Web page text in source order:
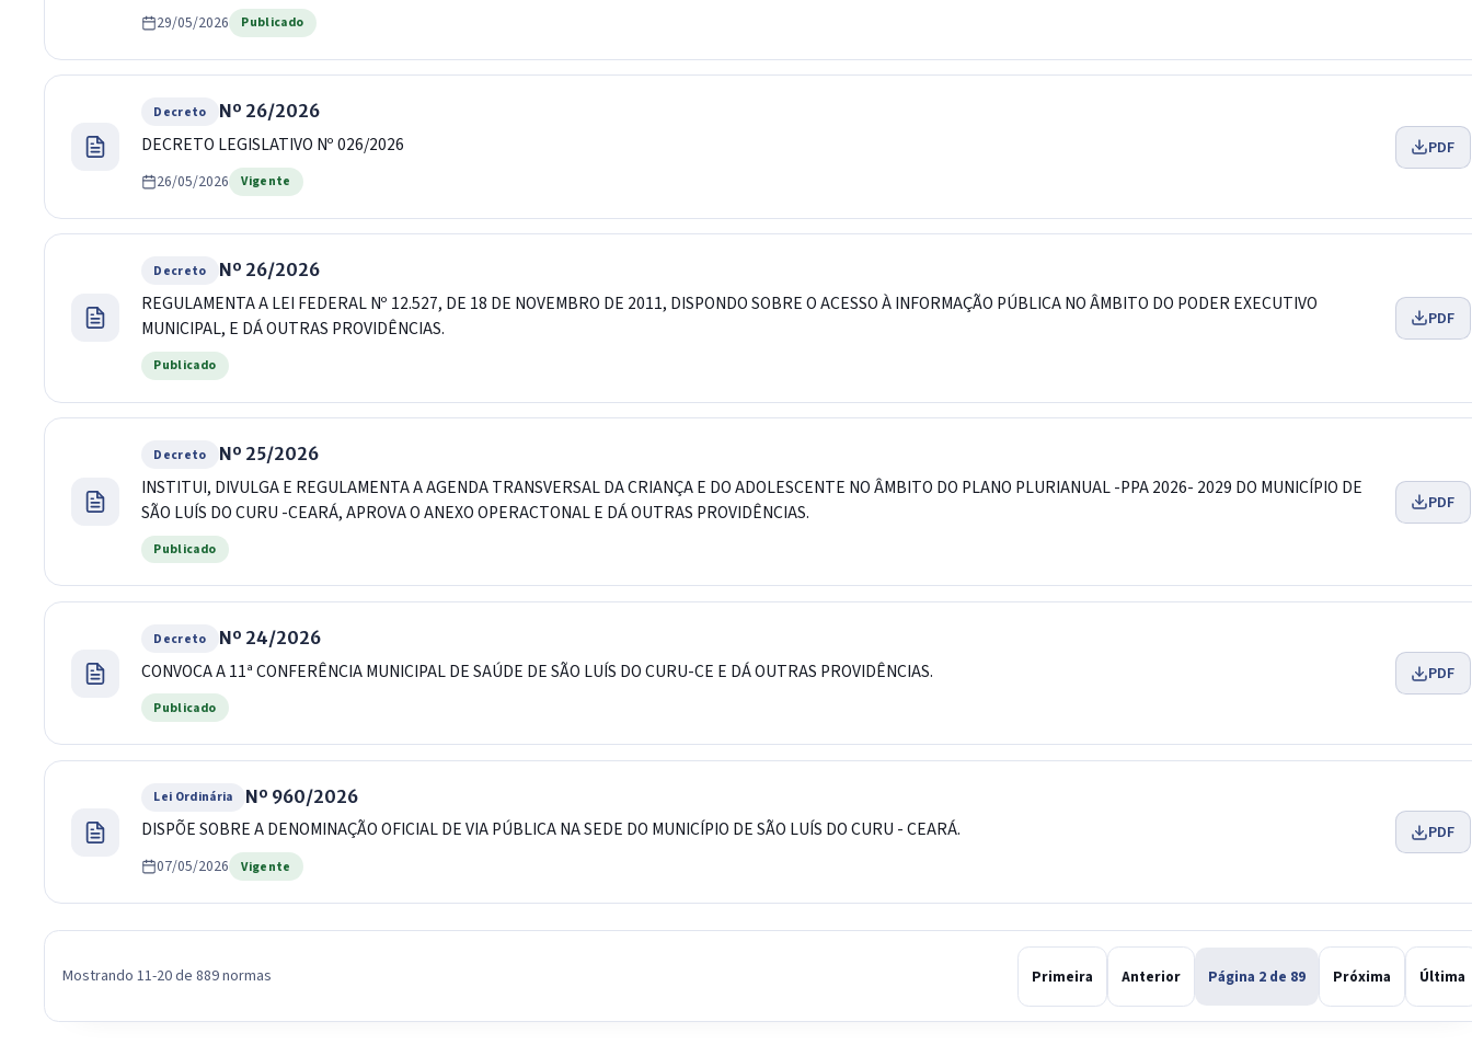
29/05/2026 Publicado
Decreto Nº 26/2026
DECRETO LEGISLATIVO Nº 026/2026
26/05/2026 Vigente
PDF
Decreto Nº 26/2026
REGULAMENTA A LEI FEDERAL Nº 12.527, DE 18 DE NOVEMBRO DE 2011, DISPONDO SOBRE O ACESSO À INFORMAÇÃO PÚBLICA NO ÂMBITO DO PODER EXECUTIVO
MUNICIPAL, E DÁ OUTRAS PROVIDÊNCIAS.
Publicado
PDF
Decreto Nº 25/2026
INSTITUI, DIVULGA E REGULAMENTA A AGENDA TRANSVERSAL DA CRIANÇA E DO ADOLESCENTE NO ÂMBITO DO PLANO PLURIANUAL -PPA 2026- 2029 DO MUNICÍPIO DE
SÃO LUÍS DO CURU -CEARÁ, APROVA O ANEXO OPERACTONAL E DÁ OUTRAS PROVIDÊNCIAS.
Publicado
PDF
Decreto Nº 24/2026
CONVOCA A 11ª CONFERÊNCIA MUNICIPAL DE SAÚDE DE SÃO LUÍS DO CURU-CE E DÁ OUTRAS PROVIDÊNCIAS.
Publicado
PDF
Lei Ordinária Nº 960/2026
DISPÕE SOBRE A DENOMINAÇÃO OFICIAL DE VIA PÚBLICA NA SEDE DO MUNICÍPIO DE SÃO LUÍS DO CURU - CEARÁ.
07/05/2026 Vigente
PDF
Mostrando 11-20 de 889 normas Primeira Anterior Página 2 de 89 Próxima Última
IntGest AI